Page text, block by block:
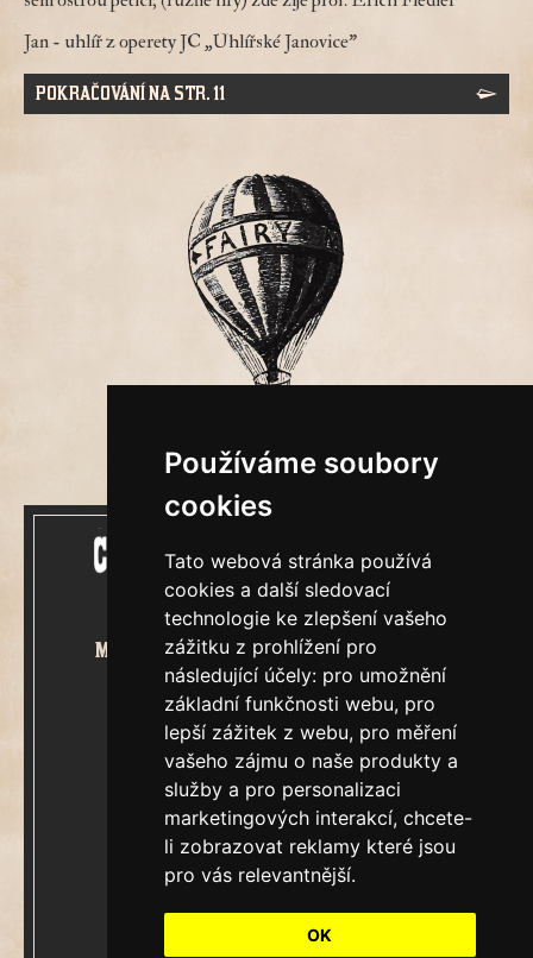
Používáme soubory
cookies
Tato webová stránka používá
cookies a další sledovací
technologie ke zlepšení vašeho
zážitku z prohlížení pro
následující účely: pro umožnění
základní funkčnosti webu, pro
lepší zážitek z webu, pro měření
vašeho zájmu o naše produkty a
služby a pro personalizaci
marketingových interakcí, chcete-
li zobrazovat reklamy které jsou
pro vás relevantnější.
OK
Jan - uhlíř z operety JC „Uhlířské Janovice"
POKRAČOVÁNÍ NA STR. 11
Mecenášem Cimrmanova Zpravodaje
je společnost
&Restaurátorský tým
Ročník XXIII.
V Praze, pátek 7.srpen 2026
Číslo 7861.